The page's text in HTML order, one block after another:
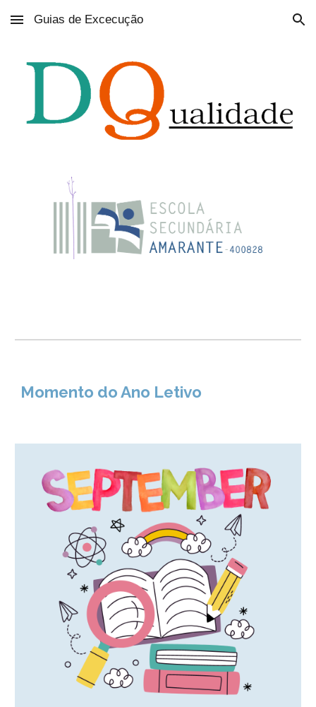
Skip to main content Skip to navigation
Guias de Excecução
Momento do Ano Letivo